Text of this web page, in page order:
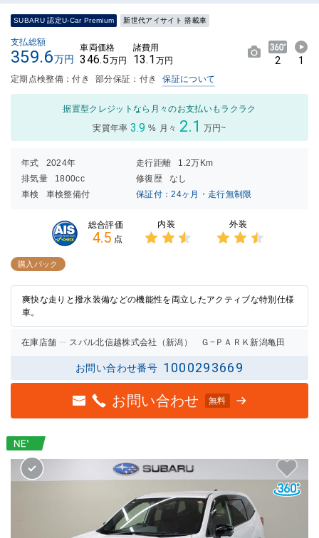
SUBARU 認定U-Car Premium 新世代アイサイト 搭載車
支払総額
359.6万円
車両価格
346.5万円
諸費用
13.1 万円 2 1
定期点検整備：付き 部分保証：付き 保証について
据置型クレジットなら月々のお支払いもラクラク
実質年率 3.9 % 月々 2.1 万円~
年式 2024年 走行距離
1.2万Km
排気量
1800cc 修復歴
なし
車検
車検整備付 保証付：24ヶ月・走行無制限
総合評価
4.5 点
内装 外装
購入パック
爽快な走りと撥水装備などの機能性を両立したアクティブな特別仕様
車。
在庫店舗 スバル北信越株式会社（新潟） Ｇ−ＰＡＲＫ新潟亀田
お問い合わせ番号 1000293669
お問い合わせ 無料